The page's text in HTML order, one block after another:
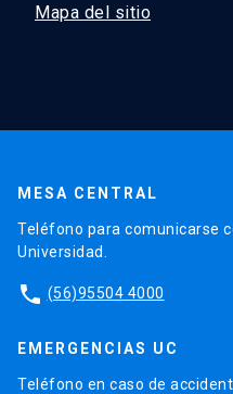
Mapa del sitio
MESA CENTRAL
Teléfono para comunicarse
Universidad.
phone (56)95504 4000
EMERGENCIAS UC
Teléfono en caso de